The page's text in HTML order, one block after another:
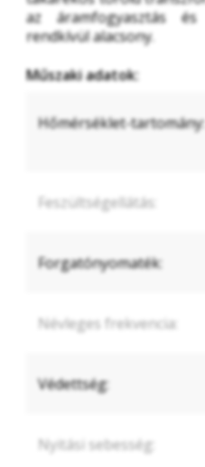
az áramfogyasztás
rendkívül alacsony.
Műszaki adatok:
Hőmérséklet-tartomány:
Feszültségellátás:
Forgatónyomaték:
Névleges frekvencia:
Védettség:
Nyitási sebesség: